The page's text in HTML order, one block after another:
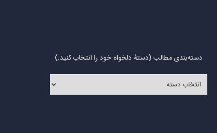
دسته‌بندی مطالب (دستۀ دلخواه خود را انتخاب کنید.)
مطالب